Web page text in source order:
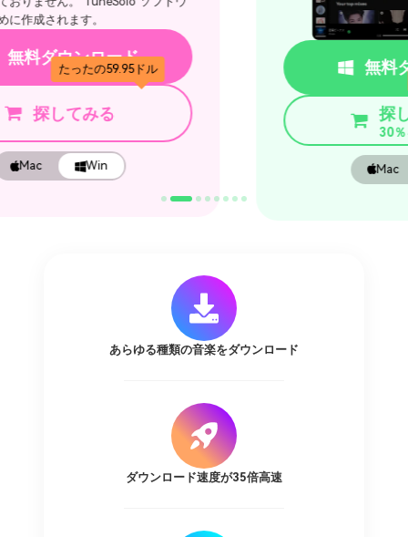
無料ダウンロード
探してみる
30％をオフにする
たったの20.97ドル
あらゆる種類の音楽をダウンロード
ダウンロード速度が35倍高速